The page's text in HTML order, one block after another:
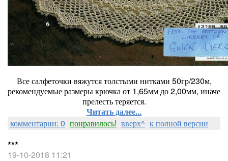
Все салфеточки вяжутся толстыми нитками 50гр/230м,
рекомендуемые размеры крючка от 1,65мм до 2,00мм, иначе
прелесть теряется.
Читать далее...
комментарии: 0 понравилось! вверх^ к полной версии
***
19-10-2018 11:21